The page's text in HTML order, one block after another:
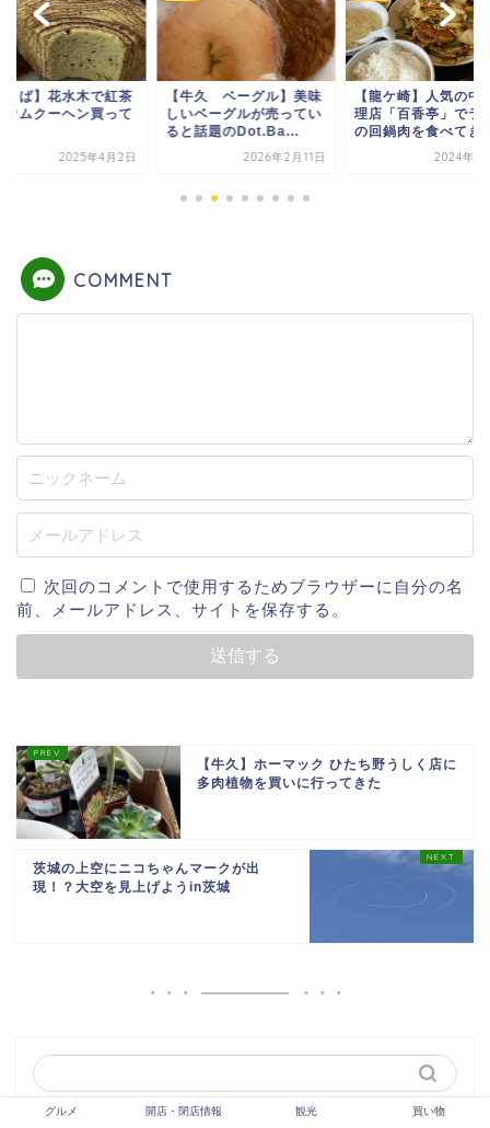
くば】花水木で紅茶
ウムクーヘン買って
2025年4月2日
【牛久 ベーグル】美味
しいベーグルが売ってい
ると話題のDot.Ba...
2026年2月11日
【龍ケ崎】人気の中
理店「百香亭」でラ
の回鍋肉を食べてき
2024年11
COMMENT
次回のコメントで使用するためブラウザーに自分の名
前、メールアドレス、サイトを保存する。
【牛久】ホーマック ひたち野うしく店に
多肉植物を買いに行ってきた
茨城の上空にニコちゃんマークが出
現！？大空を見上げようin茨城
グルメ 開店・閉店情報 観光 買い物